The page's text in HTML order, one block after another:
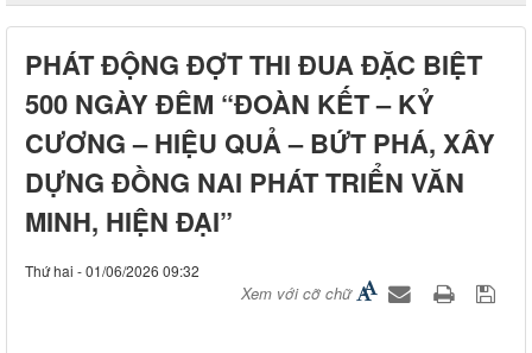
PHÁT ĐỘNG ĐỢT THI ĐUA ĐẶC BIỆT
500 NGÀY ĐÊM “ĐOÀN KẾT – KỶ
CƯƠNG – HIỆU QUẢ – BỨT PHÁ, XÂY
DỰNG ĐỒNG NAI PHÁT TRIỂN VĂN
MINH, HIỆN ĐẠI”
Thứ hai - 01/06/2026 09:32
Xem với cỡ chữ